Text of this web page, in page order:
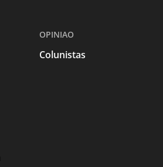
OPINIAO
Colunistas